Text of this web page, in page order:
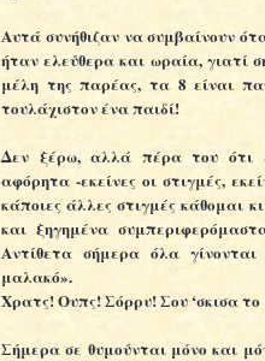
Αυτά συνήθιζαν να συμβαίνουν
ήταν ελεύθερα και ωραία, γιατί
μέλη της παρέας, τα 8 είναι
τουλάχιστον ένα παιδί!
Δεν ξέρω, αλλά πέρα του ότι
αφόρητα -εκείνες οι στιγμές,
κάποιες άλλες στιγμές κάθομαι
και ξηγημένα
Αντίθετα σήμερα όλα
μαλακό».
Χρατς! Ουπς! Σόρρυ! Σου ‘σκισα
Σήμερα σε θυμούνται μόνο και